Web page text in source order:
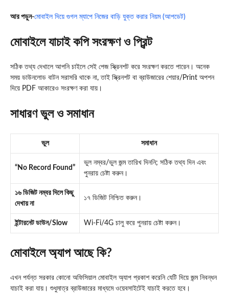
আর পড়ুন-মোবাইল দিয়ে গুগল ম্যাপে নিজের বাড়ি যুক্ত করার নিয়ম (আপডেট)
মোবাইলে যাচাই কপি সংরক্ষণ ও প্রিন্ট
সঠিক তথ্য দেখালে আপনি চাইলে সেই পেজ স্ক্রিনশট করে সংরক্ষণ করতে পারেন। অনেক
সময় ডাউনলোড বাটন সরাসরি থাকে না, তাই স্ক্রিনশট বা ব্রাউজারের শেয়ার/Print অপশন
দিয়ে PDF আকারেও সংরক্ষণ করা যায়।
সাধারণ ভুল ও সমাধান
ভুল সমাধান
“No Record Found”
ভুল নম্বর/ভুল জন্ম তারিখ দিননি; সঠিক তথ্য দিন এবং
পুনরায় চেষ্টা করুন।
১৬ ডিজিট নম্বর দিলে কিছু
দেখায় না
১৭ ডিজিট নিশ্চিত করুন।
ইন্টারনেট ডাউন/Slow Wi-Fi/4G চালু করে পুনরায় চেষ্টা করুন।
মোবাইলে অ্যাপ আছে কি?
এখন পর্যন্ত সরকার কোনো অফিসিয়াল মোবাইল অ্যাপ প্রকাশ করেনি যেটি দিয়ে জন্ম নিবন্ধন
যাচাই করা যায়। শুধুমাত্র ব্রাউজারের মাধ্যমে ওয়েবসাইটেই যাচাই করতে হবে।